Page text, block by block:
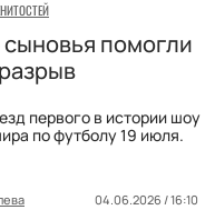
помогли
первого в истории шоу
по футболу 19 июля.
04.06.2026 / 16:10